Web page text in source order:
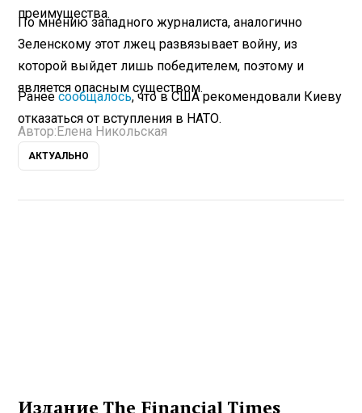
преимущества.
По мнению западного журналиста, аналогично
Зеленскому этот лжец развязывает войну, из
которой выйдет лишь победителем, поэтому и
является опасным существом.
Ранеесообщалось, что в США рекомендовали Киеву
отказаться от вступления в НАТО.
Автор: Елена Никольская
АКТУАЛЬНО
Издание The Financial Times